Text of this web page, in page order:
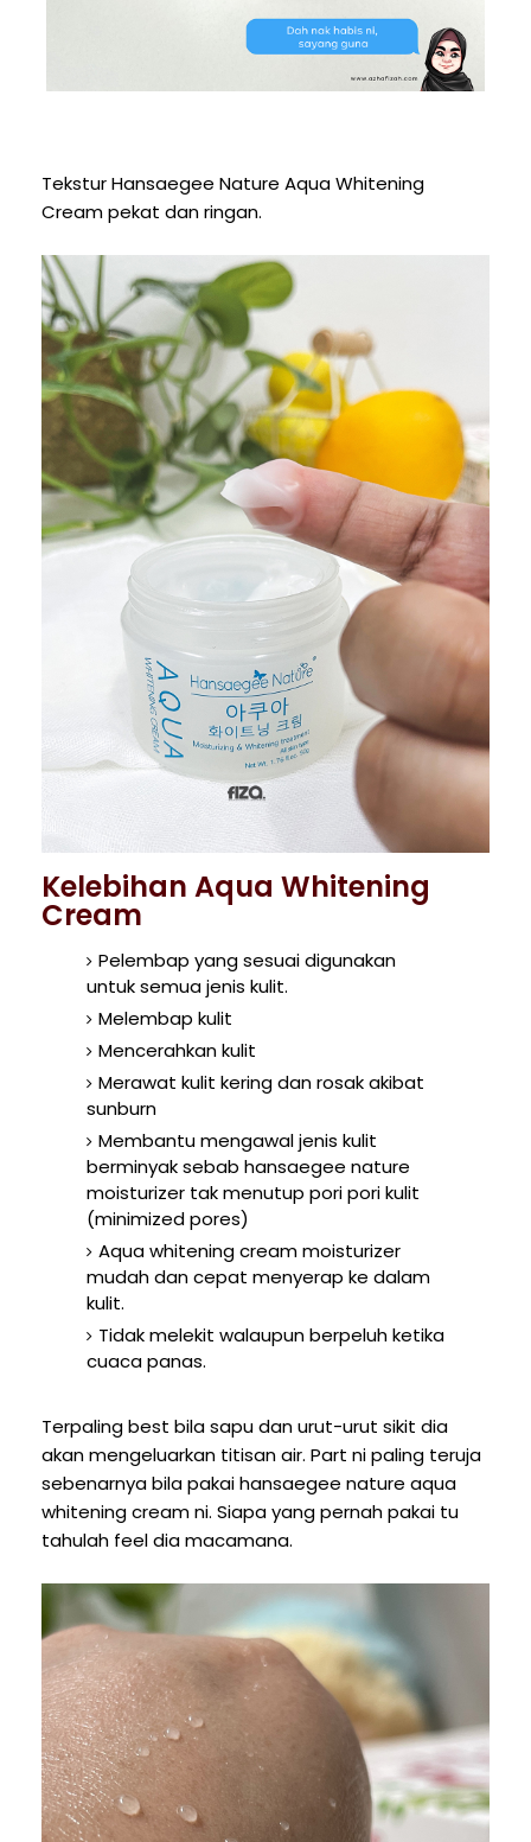
Tekstur Hansaegee Nature Aqua Whitening
Cream pekat dan ringan.
Kelebihan Aqua Whitening
Cream
Pelembap yang sesuai digunakan
untuk semua jenis kulit.
Melembap kulit
Mencerahkan kulit
Merawat kulit kering dan rosak akibat
sunburn
Membantu mengawal jenis kulit
berminyak sebab hansaegee nature
moisturizer tak menutup pori pori kulit
(minimized pores)
Aqua whitening cream moisturizer
mudah dan cepat menyerap ke dalam
kulit.
Tidak melekit walaupun berpeluh ketika
cuaca panas.
Terpaling best bila sapu dan urut-urut sikit dia
akan mengeluarkan titisan air. Part ni paling teruja
sebenarnya bila pakai hansaegee nature aqua
whitening cream ni. Siapa yang pernah pakai tu
tahulah feel dia macamana.